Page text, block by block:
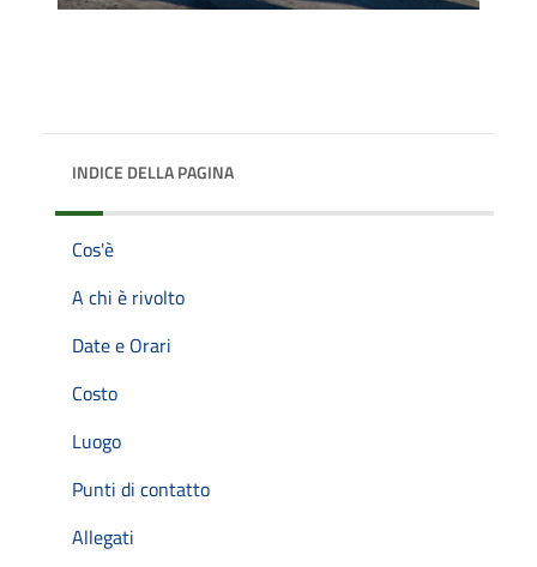
INDICE DELLA PAGINA
Cos'è
A chi è rivolto
Date e Orari
Costo
Luogo
Punti di contatto
Allegati